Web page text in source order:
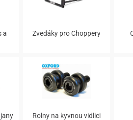
a
Zvedáky pro Choppery
Rolny na kyvnou vidlici